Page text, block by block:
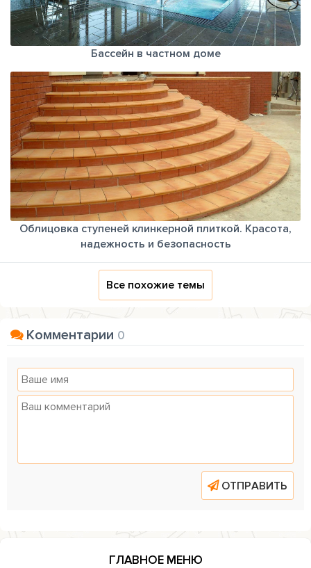
Бассейн в частном доме
Облицовка ступеней клинкерной плиткой. Красота,
надежность и безопасность
Все похожие темы
Комментарии 0
ОТПРАВИТЬ
ГЛАВНОЕ МЕНЮ